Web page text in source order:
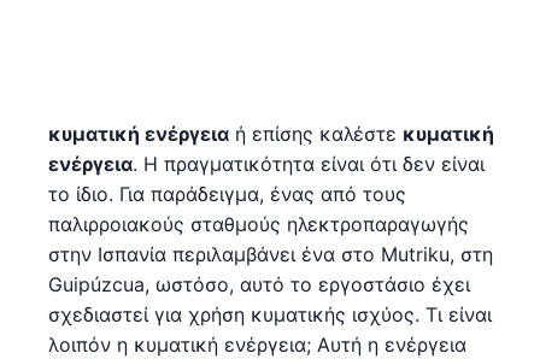
κυματική ενέργεια ή επίσης καλέστε κυματική
ενέργεια. Η πραγματικότητα είναι ότι δεν είναι
το ίδιο. Για παράδειγμα, ένας από τους
παλιρροιακούς σταθμούς ηλεκτροπαραγωγής
στην Ισπανία περιλαμβάνει ένα στο Mutriku, στη
Guipúzcua, ωστόσο, αυτό το εργοστάσιο έχει
σχεδιαστεί για χρήση κυματικής ισχύος. Τι είναι
λοιπόν η κυματική ενέργεια; Αυτή η ενέργεια